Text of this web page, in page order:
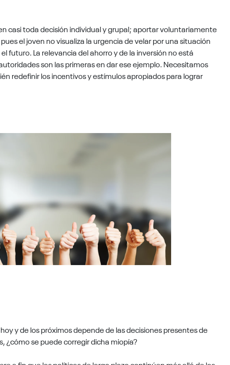
casi toda decisión individual y grupal; aportar voluntariamente
el joven no visualiza la urgencia de velar por una situación
futuro. La relevancia del ahorro y de la inversión no está
son las primeras en dar ese ejemplo. Necesitamos
redefinir los incentivos y estímulos apropiados para lograr
y de los próximos depende de las decisiones presentes de
se puede corregir dicha miopía?